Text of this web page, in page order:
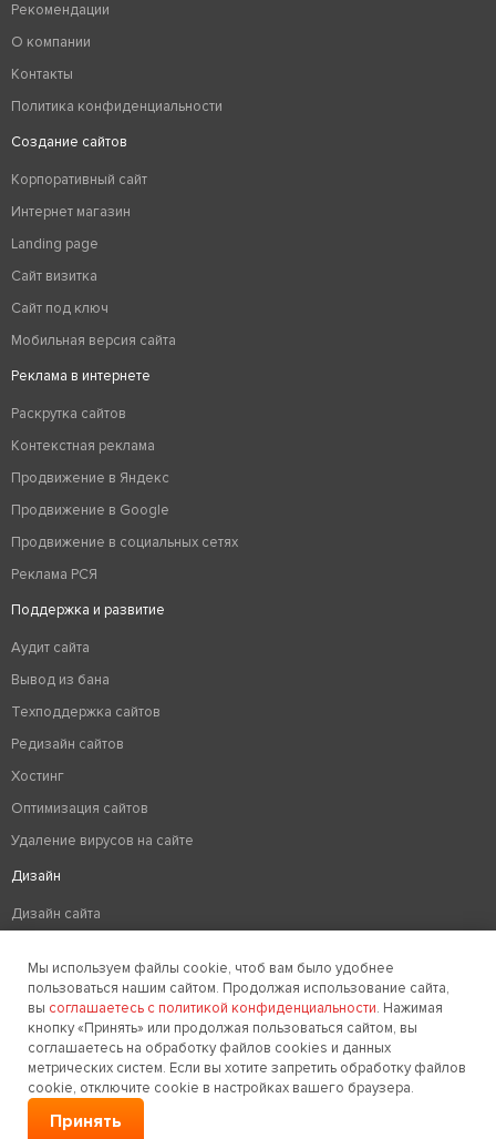
Рекомендации
О компании
Контакты
Политика конфиденциальности
Создание сайтов
Корпоративный сайт
Интернет магазин
Landing page
Сайт визитка
Сайт под ключ
Мобильная версия сайта
Реклама в интернете
Раскрутка сайтов
Контекстная реклама
Продвижение в Яндекс
Продвижение в Google
Продвижение в социальных сетях
Реклама РСЯ
Поддержка и развитие
Аудит сайта
Вывод из бана
Техподдержка сайтов
Редизайн сайтов
Хостинг
Оптимизация сайтов
Удаление вирусов на сайте
Дизайн
Дизайн сайта
Создание фирменного стиля
Заказать звонок
Мы используем файлы cookie, чтоб вам было удобнее
пользоваться нашим сайтом. Продолжая использование сайта,
вы соглашаетесь с политикой конфиденциальности. Нажимая
кнопку «Принять» или продолжая пользоваться сайтом, вы
соглашаетесь на обработку файлов cookies и данных
метрических систем. Если вы хотите запретить обработку файлов
cookie, отключите cookie в настройках вашего браузера.
Принять